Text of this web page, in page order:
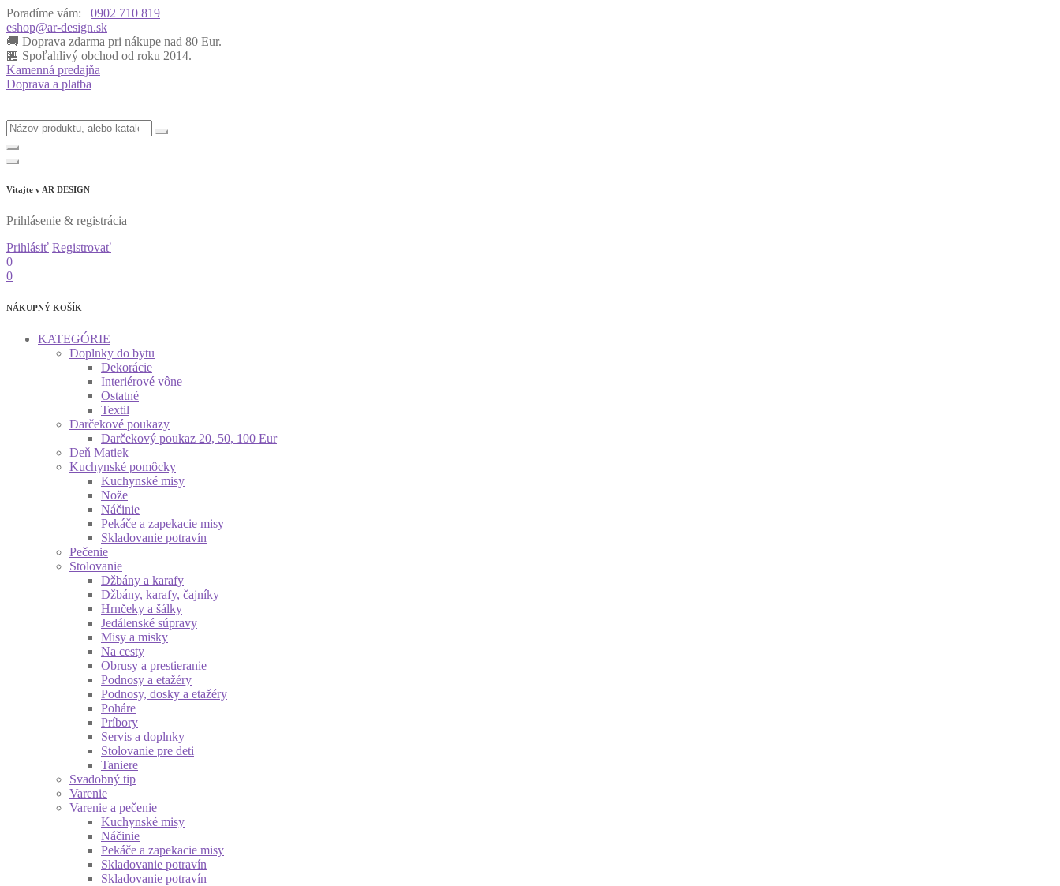
Poradíme vám:
0902 710 819
eshop@ar-design.sk
🚚 Doprava zdarma pri nákupe nad 80 Eur.
🏪 Spoľahlivý obchod od roku 2014.
Kamenná predajňa
Doprava a platba
Vitajte v AR DESIGN
Prihlásenie & registrácia
Prihlásiť Registrovať
0
0
NÁKUPNÝ KOŠÍK
KATEGÓRIE
Doplnky do bytu
Dekorácie
Interiérové vône
Ostatné
Textil
Darčekové poukazy
Darčekový poukaz 20, 50, 100 Eur
Deň Matiek
Kuchynské pomôcky
Kuchynské misy
Nože
Náčinie
Pekáče a zapekacie misy
Skladovanie potravín
Pečenie
Stolovanie
Džbány a karafy
Džbány, karafy, čajníky
Hrnčeky a šálky
Jedálenské súpravy
Misy a misky
Na cesty
Obrusy a prestieranie
Podnosy a etažéry
Podnosy, dosky a etažéry
Poháre
Príbory
Servis a doplnky
Stolovanie pre deti
Taniere
Svadobný tip
Varenie
Varenie a pečenie
Kuchynské misy
Náčinie
Pekáče a zapekacie misy
Skladovanie potravín
Skladovanie potravín